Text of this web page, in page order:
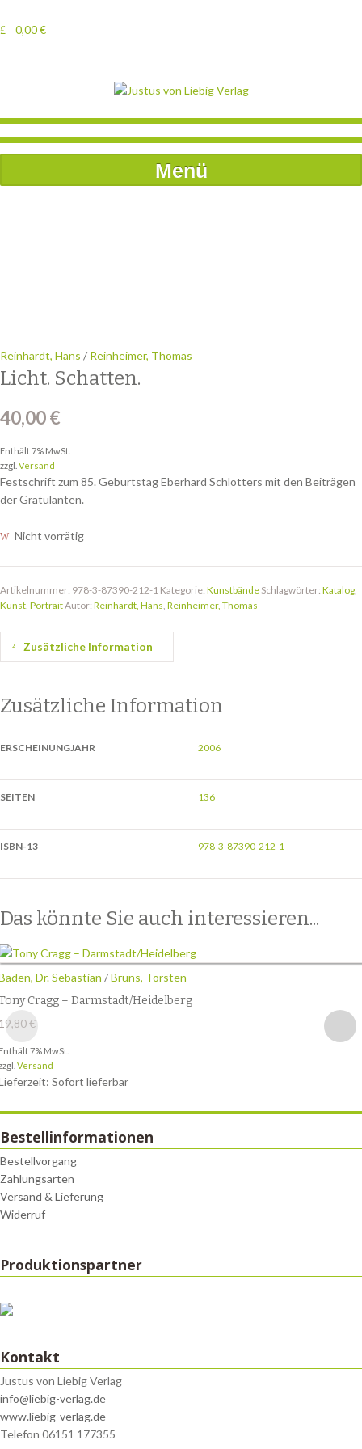
0,00€
Menü
Reinhardt, Hans / Reinheimer, Thomas
Licht. Schatten.
40,00€
Enthält 7% MwSt.
zzgl. Versand
Festschrift zum 85. Geburtstag Eberhard Schlotters mit den Beiträgen
der Gratulanten.
Nicht vorrätig
Artikelnummer: 978-3-87390-212-1 Kategorie: Kunstbände Schlagwörter: Katalog
Kunst PortraitAutor: Reinhardt, Hans Reinheimer, Thomas
Zusätzliche Information
Zusätzliche Information
ERSCHEINUNGJAHR 2006
SEITEN 136
ISBN-13 978-3-87390-212-1
Das könnte Sie auch interessieren...
Dr. Sebastian /Bruns, Torsten
Cragg – Darmstadt/Heidelberg
€
7% MwSt.
Versand
Sofort lieferbar
Bestellinformationen
Bestellvorgang
Zahlungsarten
Versand & Lieferung
Widerruf
Produktionspartner
Kontakt
Justus von Liebig Verlag
info@liebig-verlag.de
www.liebig-verlag.de
Telefon 06151 177355